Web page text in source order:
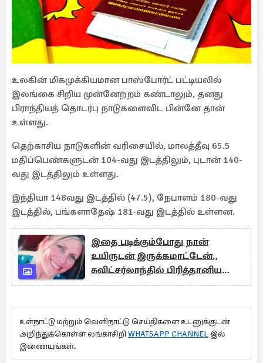
உலகின் மிகமுக்கியமான பாஸ்போர்ட் பட்டியலில்
இலங்கை சிறிய முன்னேற்றம் கண்டாலும், தனது
பிராந்தியத் தொடர்பு நாடுகளைவிட பின்னே தான்
உள்ளது.
தெற்காசிய நாடுகளின் வரிசையில், மாலத்தீவு 65.5
மதிப்பெண்களுடன் 104-வது இடத்திலும், புடான் 140-
வது இடத்திலும் உள்ளது.
இந்தியா 148வது இடத்தில் (47.5), நேபாளம் 180-வது
இடத்தில், பங்களாதேஷ் 181-வது இடத்தில் உள்ளன.
இதை படிக்கும்போது நான்
உயிருடன் இருக்கமாட்டேன்.,
சுவிட்சர்லாந்தில் பிரித்தானிய
தாயின் துயரமான முடிவு
உள்நாட்டு மற்றும் வெளிநாட்டு செய்திகளை உடனுக்குடன்
அறிந்துக்கொள்ள லங்காசிறி WHATSAPP CHANNEL இல்
இணையுங்கள்.